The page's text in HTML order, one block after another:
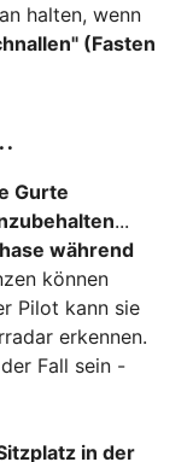
halten, wenn
(Fasten
Gurte
...
während
können
Pilot kann sie
erkennen.
Fall sein -
in der